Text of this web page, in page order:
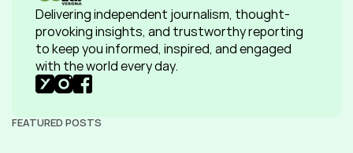
Delivering independent journalism, thought-
provoking insights, and trustworthy reporting
to keep you informed, inspired, and engaged
with the world every day.
FEATURED POSTS